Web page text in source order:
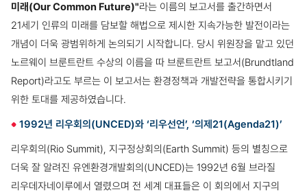
미래(Our Common Future)"라는 이름의 보고서를 출간하면서
21세기 인류의 미래를 담보할 해법으로 제시한 지속가능한 발전이라는
개념이 더욱 광범위하게 논의되기 시작합니다. 당시 위원장을 맡고 있던
노르웨이 브룬트란트 수상의 이름을 따 브룬트란트 보고서(Brundtland
Report)라고도 부르는 이 보고서는 환경정책과 개발전략을 통합시키기
위한 토대를 제공하였습니다.
1992년 리우회의(UNCED)와 ‘리우선언’, ‘의제21(Agenda21)’
리우회의(Rio Summit), 지구정상회의(Earth Summit) 등의 별칭으로
더욱 잘 알려진 유엔환경개발회의(UNCED)는 1992년 6월 브라질
리우데자네이루에서 열렸으며 전 세계 대표들은 이 회의에서 지구의